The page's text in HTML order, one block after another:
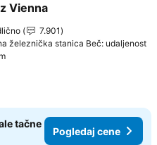
u favorite
Vienna
7.901
železnička stanica Beč: udaljenost
tačne
Pogledaj cene